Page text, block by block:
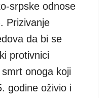
srpske odnose
Prizivanje
da bi se
protivnici
onoga koji
godine oživio i